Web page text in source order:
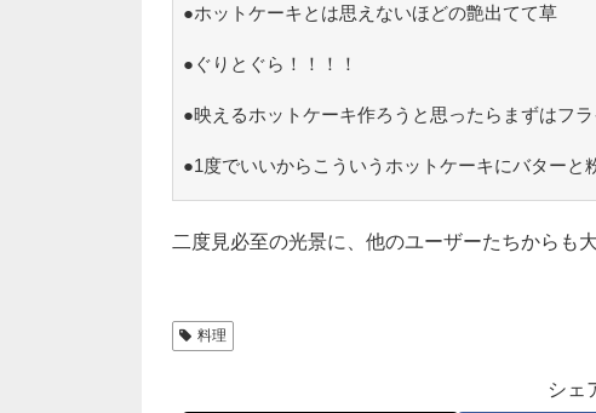
●ホットケーキとは思えないほどの艶出てて草
●ぐりとぐら！！！！
●映えるホットケーキ作ろうと思ったらまずはフ
●1度でいいからこういうホットケーキにバターと
二度見必至の光景に、他のユーザーたちからも
料理
シェ